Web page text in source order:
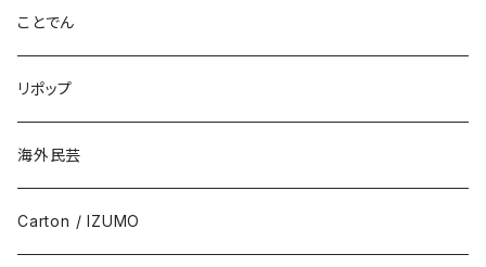
ことでん
リポップ
海外民芸
Carton / IZUMO